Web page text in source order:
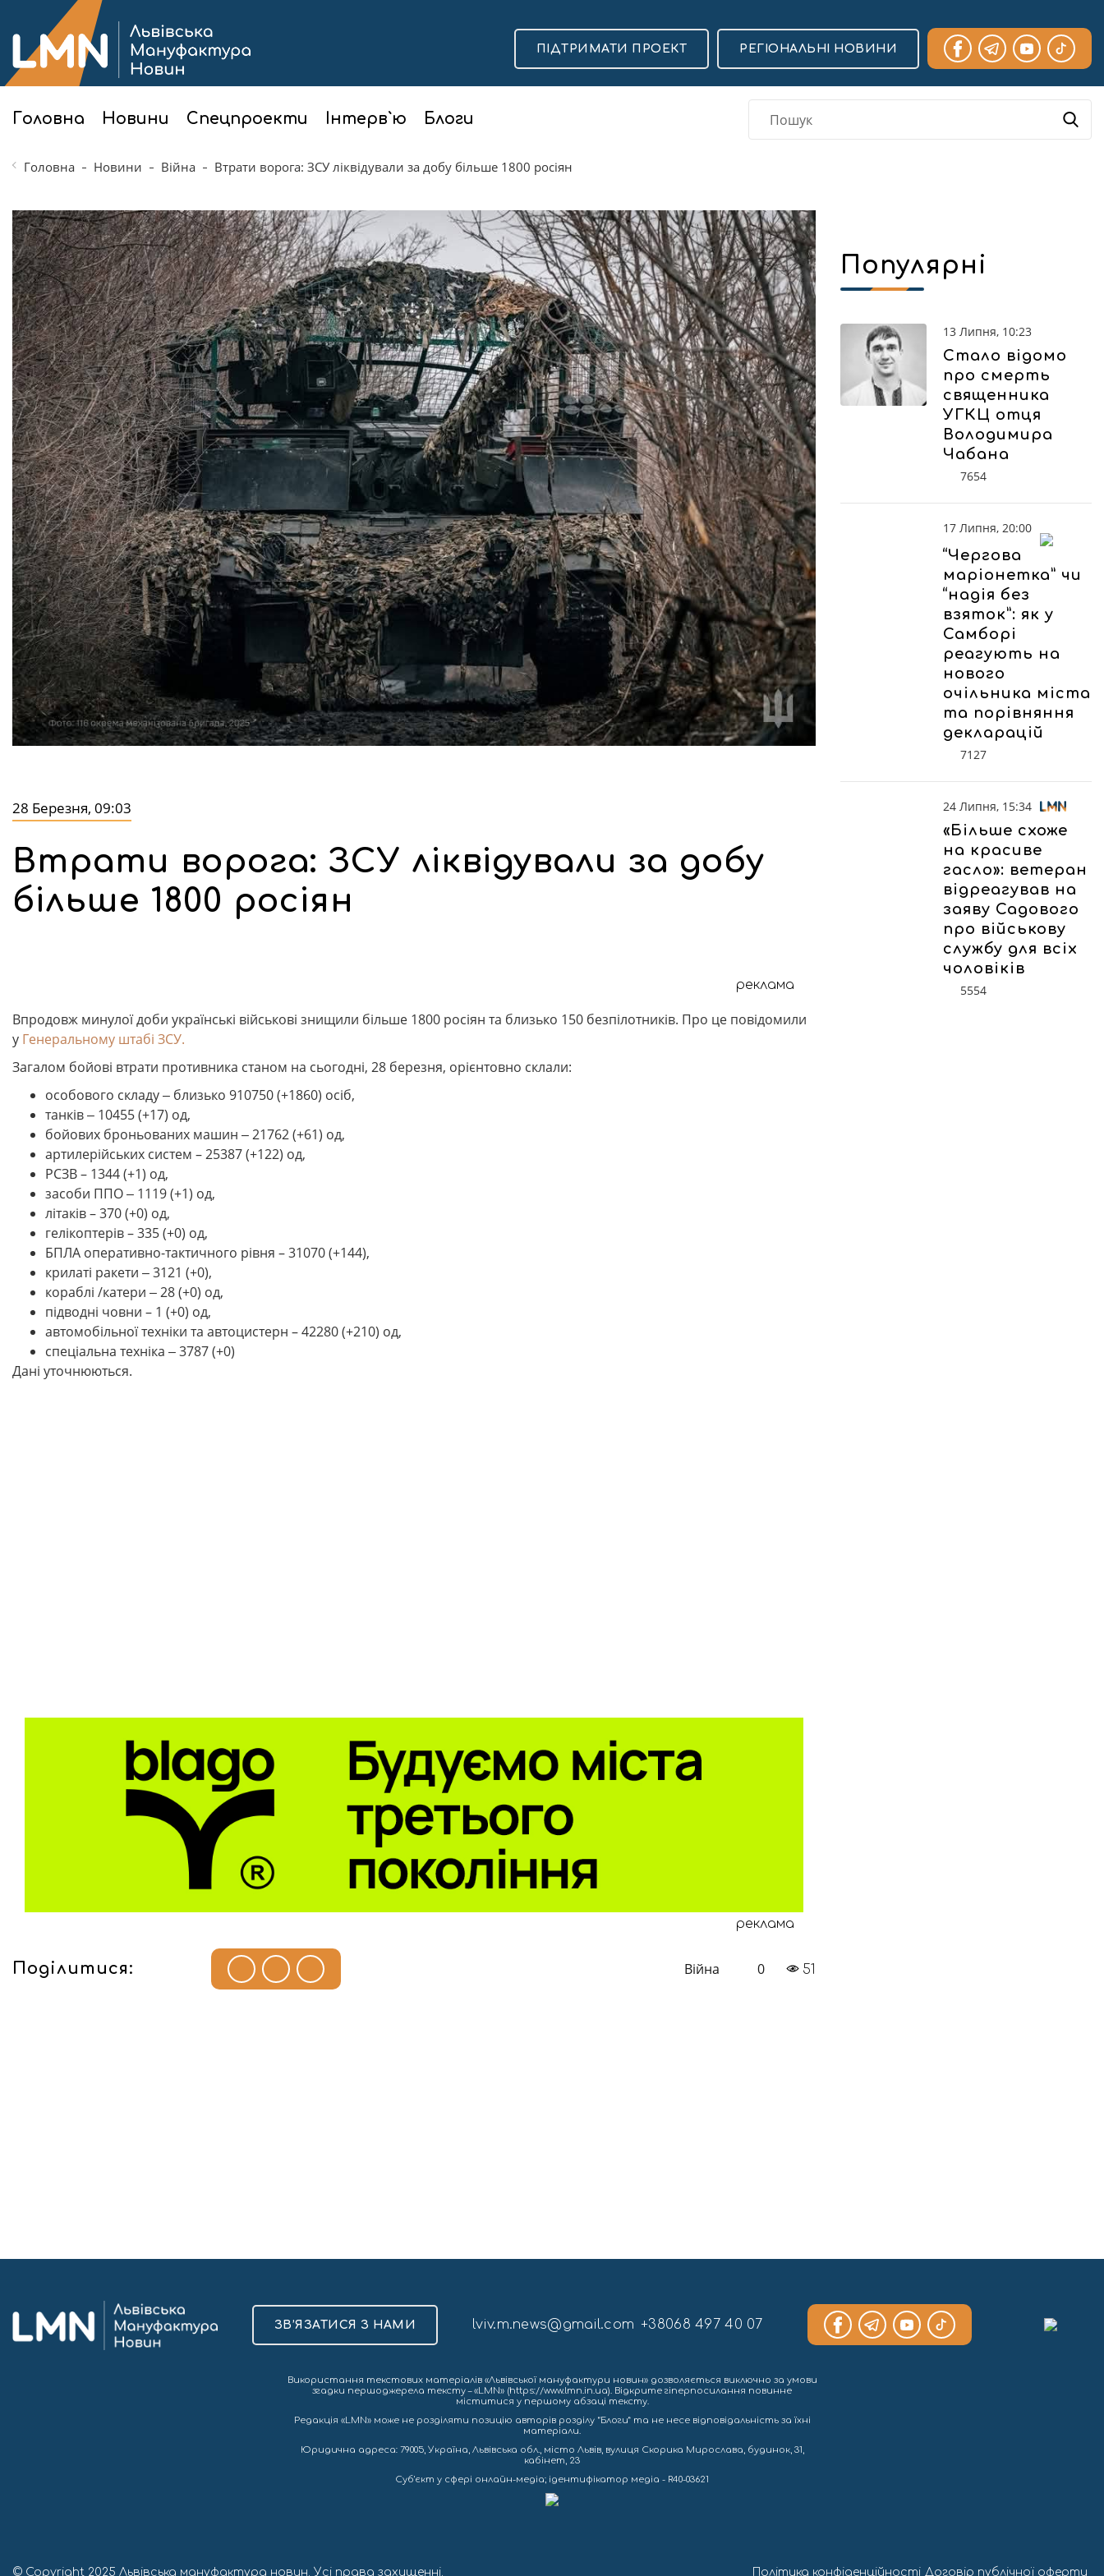
Головна Новини Спецпроекти Інтерв`ю Блоги
ПІДТРИМАТИ ПРОЕКТ РЕГІОНАЛЬНІ НОВИНИ
Головна Новини Війна Втрати ворога: ЗСУ ліквідували за добу більше 1800 росіян
28 Березня, 09:03
Втрати ворога: ЗСУ ліквідували за добу
більше 1800 росіян
реклама
Впродовж минулої доби українські військові знищили більше 1800 росіян та близько 150 безпілотників. Про це повідомили
у Генеральному штабі ЗСУ.
Загалом бойові втрати противника станом на сьогодні, 28 березня, орієнтовно склали:
особового складу ‒ близько 910750 (+1860) осіб,
танків ‒ 10455 (+17) од,
бойових броньованих машин ‒ 21762 (+61) од,
артилерійських систем – 25387 (+122) од,
РСЗВ – 1344 (+1) од,
засоби ППО ‒ 1119 (+1) од,
літаків – 370 (+0) од,
гелікоптерів – 335 (+0) од,
БПЛА оперативно-тактичного рівня – 31070 (+144),
крилаті ракети ‒ 3121 (+0),
кораблі /катери ‒ 28 (+0) од,
підводні човни – 1 (+0) од,
автомобільної техніки та автоцистерн – 42280 (+210) од,
спеціальна техніка ‒ 3787 (+0)
Дані уточнюються.
реклама
Поділитися: Війна 0 51
Популярні
13 Липня, 10:23
Стало відомо
про смерть
священника
УГКЦ отця
Володимира
Чабана
7654
17 Липня, 20:00
“Чергова
маріонетка” чи
“надія без
взяток”: як у
Самборі
реагують на
нового
очільника міста
та порівняння
декларацій
7127
24 Липня, 15:34
«Більше схоже
на красиве
гасло»: ветеран
відреагував на
заяву Садового
про військову
службу для всіх
чоловіків
5554
ЗВ’ЯЗАТИСЯ З НАМИ lviv.m.news@gmail.com +38068 497 40 07
Використання текстових матеріалів «Львівської мануфактури новин» дозволяється виключно за умови
згадки першоджерела тексту – «LMN» (https://www.lmn.in.ua). Відкрите гіперпосилання повинне
міститися у першому абзаці тексту.
Редакція «LMN» може не розділяти позицію авторів розділу “Блоги” та не несе відповідальність за їхні
матеріали.
Юридична адреса: 79005, Україна, Львівська обл., місто Львів, вулиця Скорика Мирослава, будинок, 31,
кабінет, 23
Cуб'єкт у сфері онлайн-медіа; ідентифікатор медіа - R40-03621
© Copyright 2025 Львівська мануфактура новин. Усі права захищенні. Політика конфіденційності Договір публічної оферти